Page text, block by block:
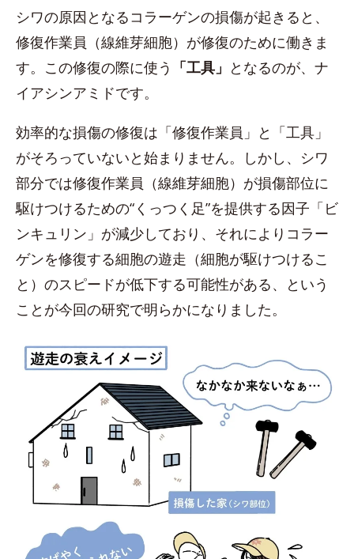
シワの原因となるコラーゲンの損傷が起きると、
修復作業員（線維芽細胞）が修復のために働きま
す。この修復の際に使う 「工具」 となるのが、ナ
イアシンアミドです。
効率的な損傷の修復は「修復作業員」と「工具」
がそろっていないと始まりません。しかし、シワ
部分では修復作業員（線維芽細胞）が損傷部位に
駆けつけるための“くっつく足”を提供する因子「ビ
ンキュリン」が減少しており、それによりコラー
ゲンを修復する細胞の遊走（細胞が駆けつけるこ
と）のスピードが低下する可能性がある、という
ことが今回の研究で明らかになりました。